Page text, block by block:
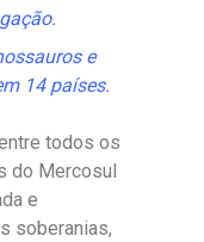
e
14 países.
todos os
do Mercosul
e
soberanias,